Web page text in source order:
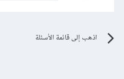
اذهب إلى قائمة الأسئلة